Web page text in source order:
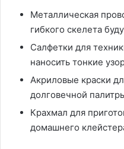
Металлическая
гибкого скелета
Салфетки для
наносить тонкие
Акриловые краски
долговечной
Крахмал для
домашнего